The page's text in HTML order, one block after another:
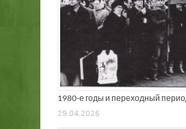
1980-е годы и переходный
29.04.2026